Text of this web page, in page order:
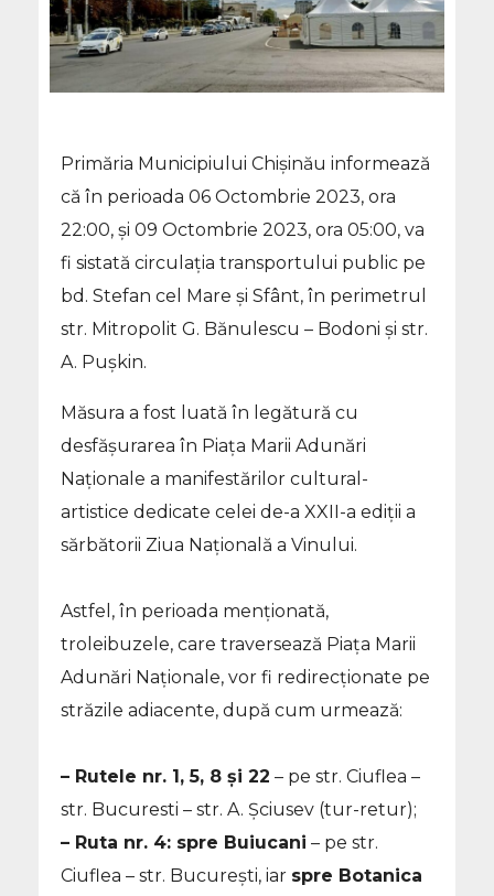
Primăria Municipiului Chișinău informează
că în perioada 06 Octombrie 2023, ora
22:00, și 09 Octombrie 2023, ora 05:00, va
fi sistată circulația transportului public pe
bd. Stefan cel Mare și Sfânt, în perimetrul
str. Mitropolit G. Bănulescu – Bodoni și str.
A. Pușkin.
Măsura a fost luată în legătură cu
desfășurarea în Piața Marii Adunări
Naționale a manifestărilor cultural-
artistice dedicate celei de-a XXII-a ediții a
sărbătorii Ziua Națională a Vinului.
Astfel, în perioada menționată,
troleibuzele, care traversează Piața Marii
Adunări Naționale, vor fi redirecționate pe
străzile adiacente, după cum urmează:
– Rutele nr. 1, 5, 8 și 22 – pe str. Ciuflea –
str. Bucuresti – str. A. Șciusev (tur-retur);
– Ruta nr. 4: spre Buiucani – pe str.
Ciuflea – str. București, iar spre Botanica